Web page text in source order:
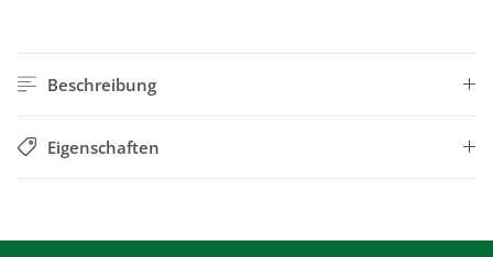
Beschreibung
Eigenschaften